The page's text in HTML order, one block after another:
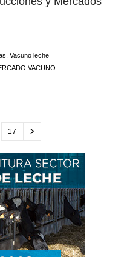
Vacuno leche
VACUNO
17